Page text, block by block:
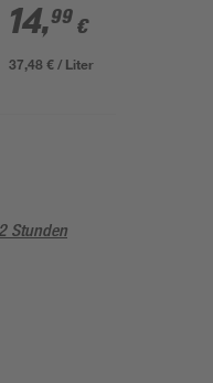
seidenmatt 400 ml
14,99 €
37,48 € / Liter
Stunden